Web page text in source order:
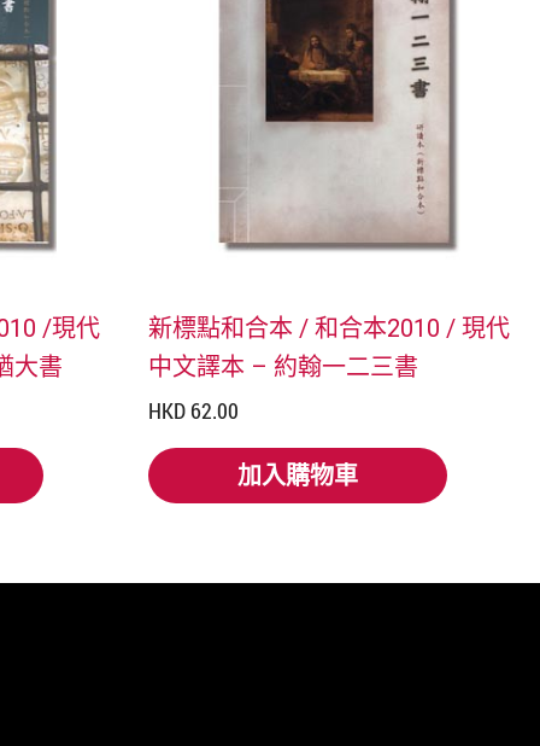
/現代
大書
新標點和合本 / 和合本2010 / 現代
中文譯本 – 約翰一二三書
HKD 62.00
加入購物車
加入購物車